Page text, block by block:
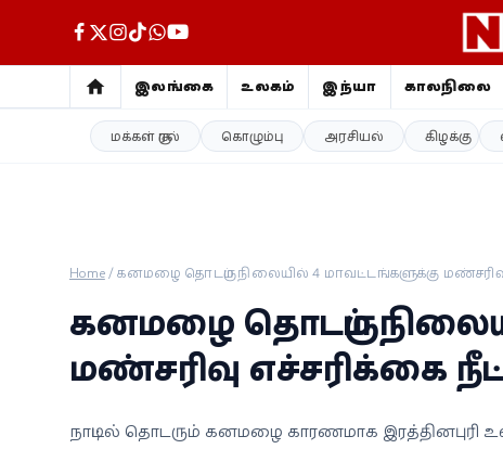
இலங்கை உலகம் இந்தியா காலநிலை
மக்கள் குரல் கொழும்பு அரசியல் கிழக்கு
இலங்கை
Home/கனமழை தொடரும் நிலையில் 4 மாவட்டங்களுக்கு மண்சரிவு
கனமழை தொடரும்
மண்சரிவு எச்சரிக்கை
நாட்டில் தொடரும் கனமழை காரணமாக இரத்தினபுரி